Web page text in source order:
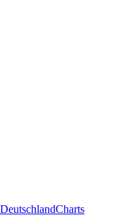
DeutschlandCharts